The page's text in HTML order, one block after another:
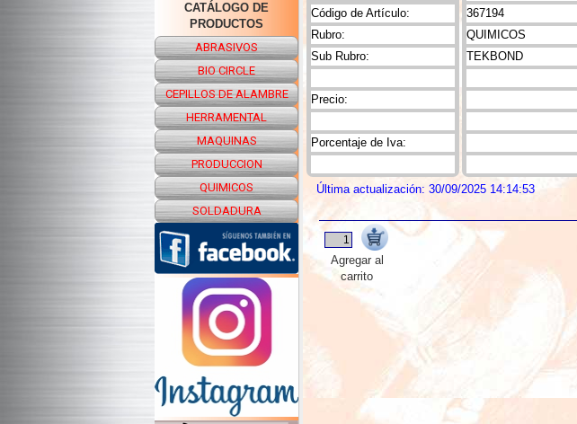
CATÁLOGO DE
PRODUCTOS
ABRASIVOS
BIO CIRCLE
CEPILLOS DE ALAMBRE
HERRAMENTAL
MAQUINAS
PRODUCCION
QUIMICOS
SOLDADURA
Código de Artículo:
Rubro:
Sub Rubro:
Precio:
Porcentaje de Iva:
367194
QUIMICOS
TEKBOND
Última actualización: 30/09/2025 14:14:53
Agregar al
carrito